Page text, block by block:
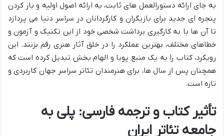
به جای ارائه دستورالعمل های ثابت، به ارائه اصول اولیه و باز کردن
پنجره ای جدید برای بازیگران و کارگردانان در سراسر دنیا می پردازد
تا آن ها با به کارگیری برداشت شخصی خود از این تکنیک و آزمون و
خطاهای مختلف، بهترین عملکرد را در خلق آثار هنری رقم بزنند. این
رویکرد، کتاب را به یک منبع پویا و الهام بخش تبدیل کرده است که
همچنان پس از سال ها، برای هنرمندان تئاتر سراسر جهان کاربردی و
تازه است.
تأثیر کتاب و ترجمه فارسی: پلی به
جامعه تئاتر ایران